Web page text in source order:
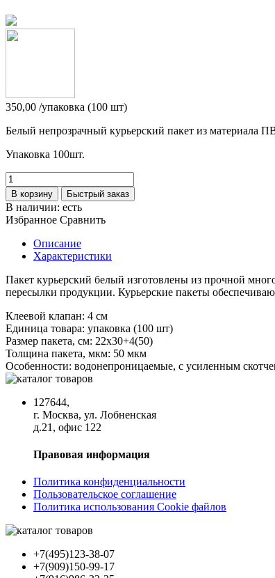
350,00 /упаковка (100 шт)
Белый непрозрачный курьерский пакет из материала
Упаковка 100шт.
В корзину Быстрый заказ
В наличии: есть
Избранное Сравнить
Описание
Характеристики
Пакет курьерский белый изготовлены из прочной
пересылки продукции. Курьерские пакеты
Клеевой клапан: 4 см
Единица товара: упаковка (100 шт)
Размер пакета, см: 22х30+4(50)
Толщина пакета, мкм: 50 мкм
Особенности: водонепроницаемые, с усиленным
127644,
г. Москва, ул. Лобненская
д.21, офис 122
Правовая информация
Политика конфиденциальности
Пользовательское соглашение
Политика использования Cookie файлов
+7(495)123-38-07
+7(909)150-99-17